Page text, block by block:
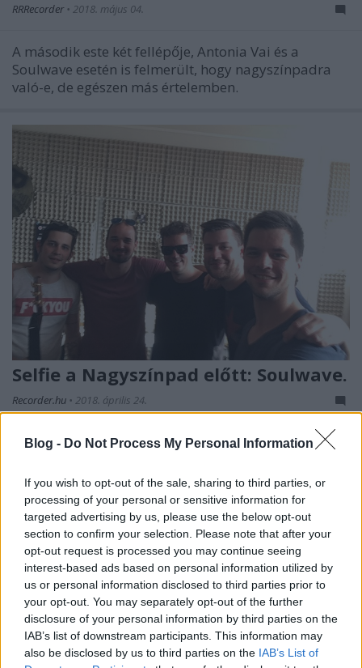
Blog - Do Not Process My Personal Information
If you wish to opt-out of the sale, sharing to third parties, or
processing of your personal or sensitive information for
targeted advertising by us, please use the below opt-out
section to confirm your selection. Please note that after your
opt-out request is processed you may continue seeing
interest-based ads based on personal information utilized by
us or personal information disclosed to third parties prior to
your opt-out. You may separately opt-out of the further
disclosure of your personal information by third parties on the
IAB’s list of downstream participants. This information may
also be disclosed by us to third parties on the IAB’s List of
RRRecorder • 2018. május 04.
A második este két fellépője, Antonia Vai és a
Soulwave esetén is felmerült, hogy nagyszínpadra
való-e, de egészen más értelemben.
Selfie a Nagyszínpad előtt: Soulwave.
Recorder.hu • 2018. április 24.
Május 2-től 5-ig négy elődöntőben nyolc előadó
Nagy-Szín-Pad! tehetségmutató május 11-ei
döntőjébe. A Recorder – idén másodszor a program
médiapartnereként – ebben a cikkben jelentette be
az indulók névsorát és közölt mindegyikükről egy-
egy rövid biót…